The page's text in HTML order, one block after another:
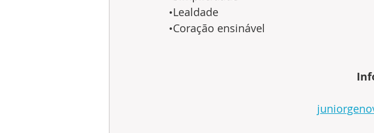
•Lealdade
•Coração ensinável